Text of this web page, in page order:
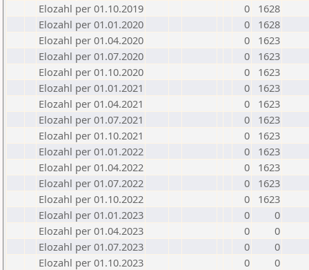
Elozahl per 01.10.2019
0
1628
Elozahl per 01.01.2020
0
1628
Elozahl per 01.04.2020
0
1623
Elozahl per 01.07.2020
0
1623
Elozahl per 01.10.2020
0
1623
Elozahl per 01.01.2021
0
1623
Elozahl per 01.04.2021
0
1623
Elozahl per 01.07.2021
0
1623
Elozahl per 01.10.2021
0
1623
Elozahl per 01.01.2022
0
1623
Elozahl per 01.04.2022
0
1623
Elozahl per 01.07.2022
0
1623
Elozahl per 01.10.2022
0
1623
Elozahl per 01.01.2023
0
0
Elozahl per 01.04.2023
0
0
Elozahl per 01.07.2023
0
0
Elozahl per 01.10.2023
0
0